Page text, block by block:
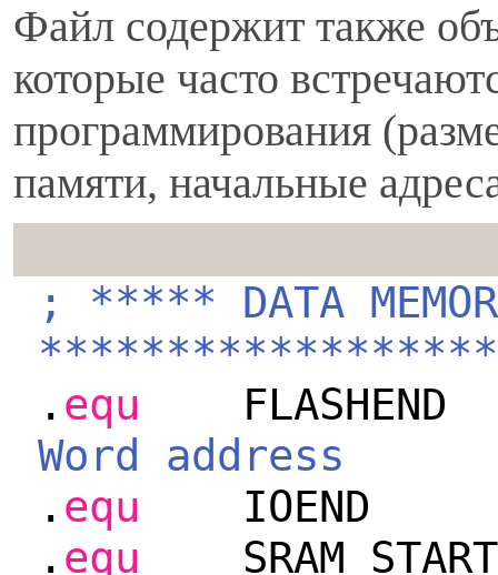
Файл содержит также
которые часто
программирования
памяти, начальные
; ***** DATA
. equ
Word address
. equ
. equ